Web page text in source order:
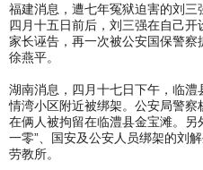
福建消息，遭七年冤狱迫害的刘
四月十五日前后，刘三强在自己
家长诬告，再一次被公安国保警
徐燕平。
湖南消息，四月十七日下午，临
情湾小区附近被绑架。公安局警
在俩人被拘留在临澧县金宝滩。
一零”、国安及公安人员绑架的刘
劳教所。